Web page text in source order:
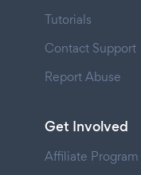
Tutorials
Contact Support
Report Abuse
Get Involved
Affiliate Program